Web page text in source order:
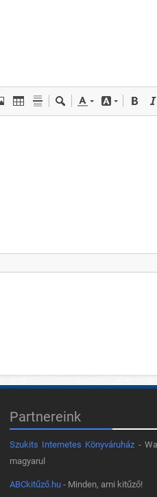
Partnereink
Szukits Internetes Könyváruház -
magyarul
ABCkitűző.hu - Minden, ami kitűző!